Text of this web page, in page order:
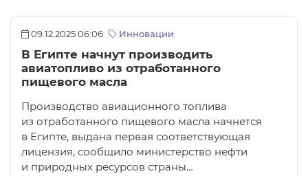
09.12.2025 06:06 Инновации
В Египте начнут производить
авиатопливо из отработанного
пищевого масла
Производство авиационного топлива
из отработанного пищевого масла начнется
в Египте, выдана первая соответствующая
лицензия, сообщило министерство нефти
и природных ресурсов страны…